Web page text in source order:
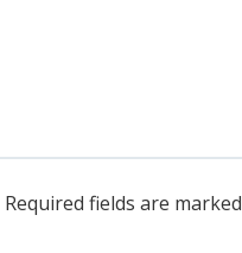
Required fields are marked